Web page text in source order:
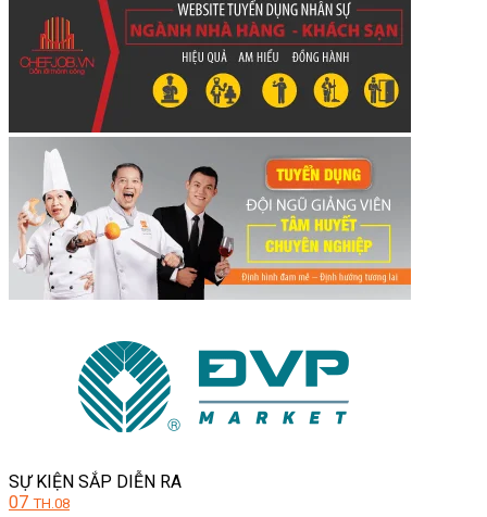
SỰ KIỆN SẮP DIỄN RA
07 TH.08